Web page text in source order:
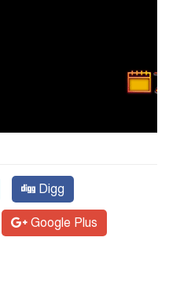
Digg
Google Plus